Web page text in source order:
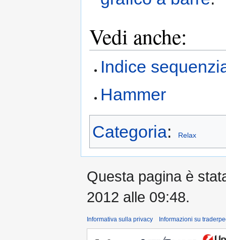
Vedi anche:
Indice
Hammer
Categoria: Relax
Questa pagina è
2012 alle 09:48.
Informativa sulla privacy Informazioni su